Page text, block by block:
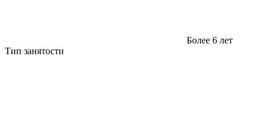
Более 6 лет
Тип занятости